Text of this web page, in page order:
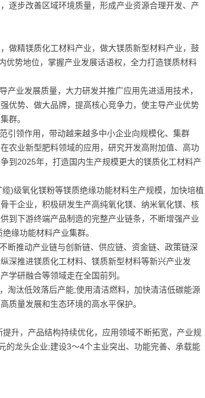
逐步改善区域环境质量，形成产业资源合理开发、产
做精镁质化工材料产业，做大镁质新型材料产业，鼓
优势地位，掌握产业发展话语权，全力打造镁质材料
业发展质量，大力研发并推广应用先进适用技术，
优势、做大品牌，提高核心竞争力，使主导产业优势
群。
引领作用，带动越来越多中小企业向规模化、集群
农业新型肥料领域的应用，研究开发高附加值、高功
到2025年，打造国内生产规模更大的镁质化工材料产
)级氧化镁粉等镁质绝缘功能材料生产规模，加快培植
干企业，积极研发生产高纯氧化镁、纳米氧化镁、核
到下游终端产品制造的完整产业链条，不断增强产业
缘功能材料产业集群。
断推动产业链与创新链、供应链、资金链、政策链深
深推进镁质化工材料、镁质新型材料等新兴产业发
学研融合等领域走在全国前列。
淘汰低效落后产能;使用清洁燃料，加快清洁低碳能源
质量发展和生态环境的高水平保护。
升，产品结构持续优化，应用领域不断拓宽，产业规
的龙头企业;建设3～4个主业突出、功能完善、承载能